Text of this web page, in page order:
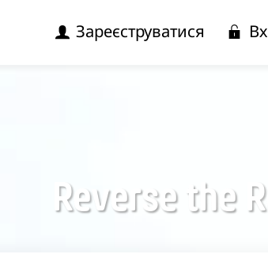
Зареєструватися
Reverse the